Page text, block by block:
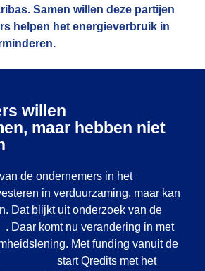
Samen willen deze partijen
helpen het energieverbruik in
willen
maar hebben niet
de ondernemers in het
in verduurzaming, maar kan
Dat blijkt uit onderzoek van de
. Daar komt nu verandering in met
Met funding vanuit de
start Qredits met het